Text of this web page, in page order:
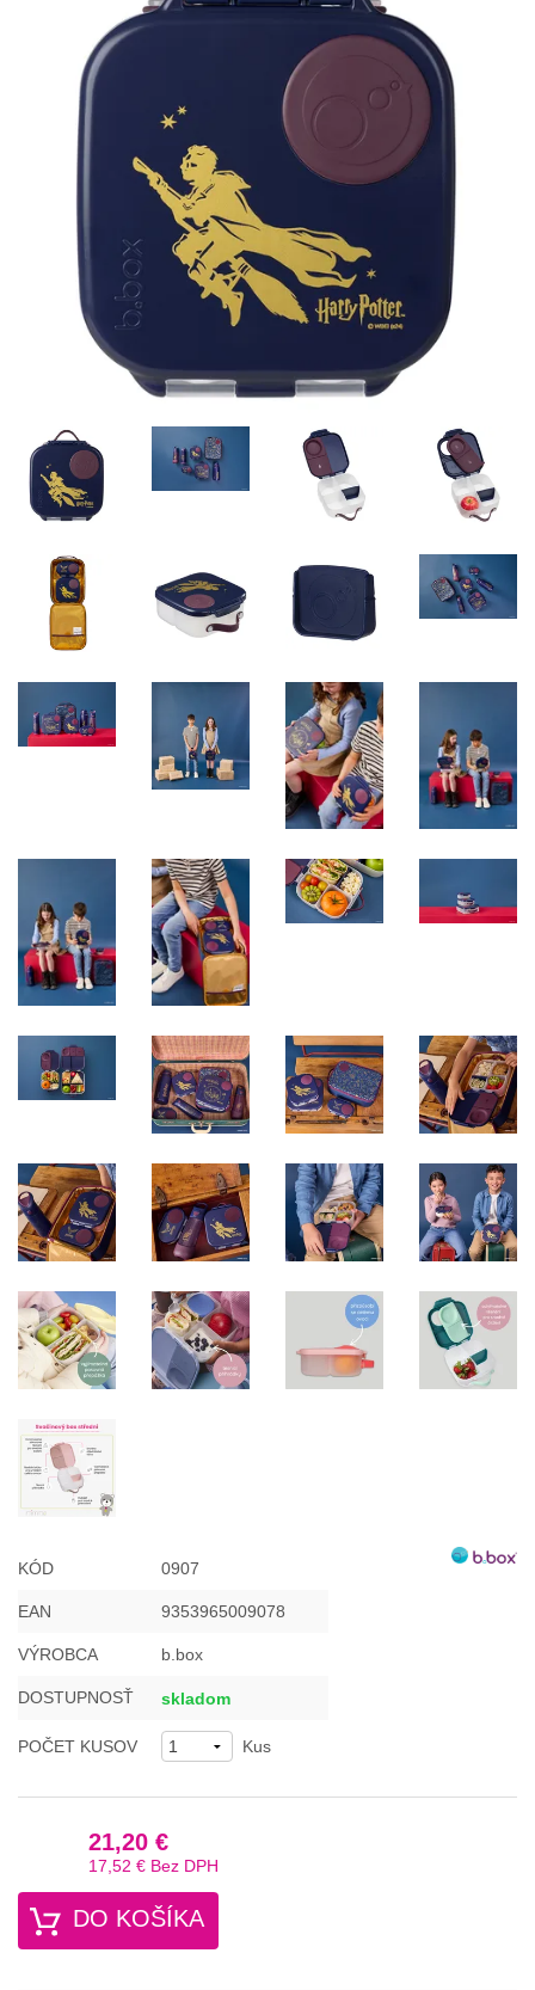
Misky, príbory
Skladovanie potravín
Výbava na príkrmy
Detské nože a krájače
KÓD 0907
EAN 9353965009078
VÝROBCA b.box
DOSTUPNOSŤ skladom
POČET KUSOV Kus
21,20 €
17,52 € Bez DPH
DO KOŠÍKA